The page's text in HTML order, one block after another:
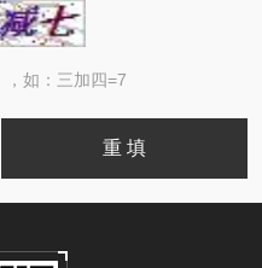
如：三加四=7